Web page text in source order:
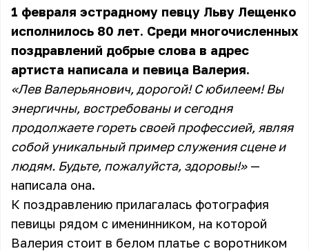
1 февраля эстрадному певцу Льву Лещенко
исполнилось 80 лет. Среди многочисленных
поздравлений добрые слова в адрес
артиста написала и певица Валерия.
«Лев Валерьянович, дорогой! С юбилеем! Вы
энергичны, востребованы и сегодня
продолжаете гореть своей профессией, являя
собой уникальный пример служения сцене и
людям. Будьте, пожалуйста, здоровы!»—
написала она.
К поздравлению прилагалась фотография
певицы рядом с именинником, на которой
Валерия стоит в белом платье с воротником